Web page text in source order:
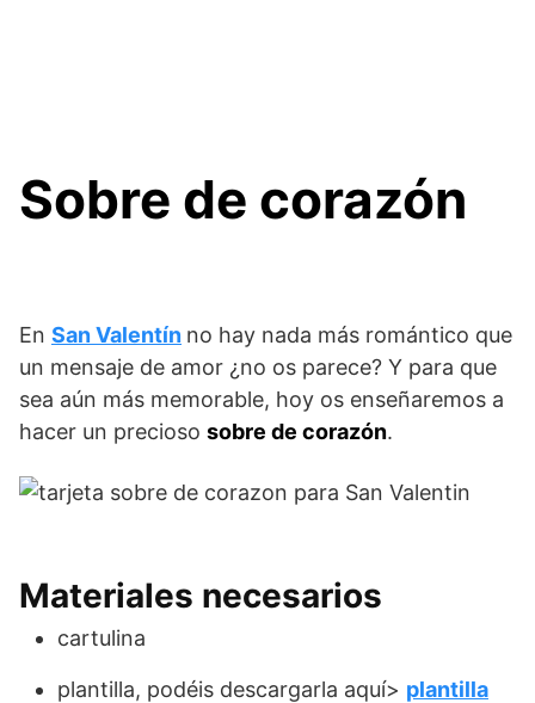
Sobre de corazón
En San Valentín no hay nada más romántico que
un mensaje de amor ¿no os parece? Y para que
sea aún más memorable, hoy os enseñaremos a
hacer un precioso sobre de corazón.
Materiales necesarios
cartulina
plantilla, podéis descargarla aquí> plantilla